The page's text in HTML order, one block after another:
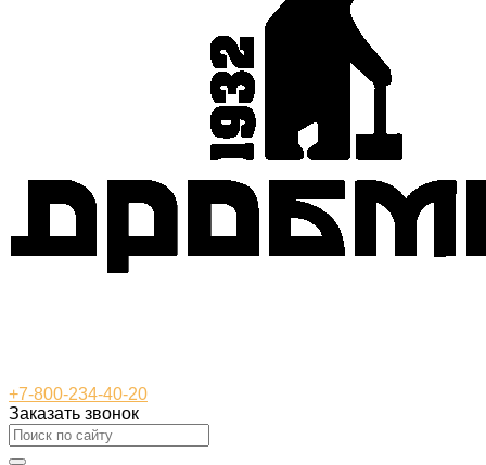
+7-800-234-40-20
Заказать звонок